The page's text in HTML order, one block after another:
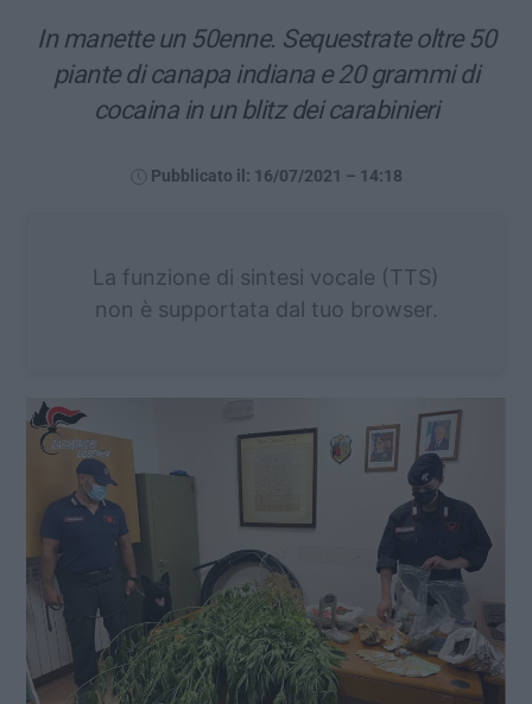
In manette un 50enne. Sequestrate oltre 50
piante di canapa indiana e 20 grammi di
cocaina in un blitz dei carabinieri
Pubblicato il: 16/07/2021 – 14:18
La funzione di sintesi vocale (TTS)
non è supportata dal tuo browser.